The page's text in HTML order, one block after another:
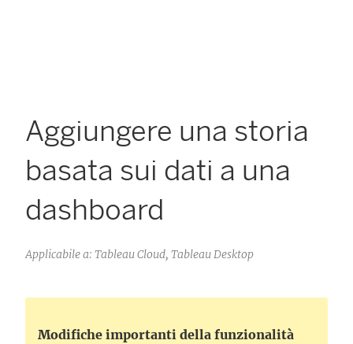
Aggiungere una storia
basata sui dati a una
dashboard
Applicabile a: Tableau Cloud, Tableau Desktop
Modifiche importanti della funzionalità